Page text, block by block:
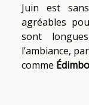
Juin est
agréables
sont
l’ambiance,
comme